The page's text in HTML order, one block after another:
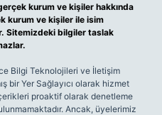
kurum ve kişiler hakkında
kurum ve kişiler ile isim
Sitemizdeki bilgiler taslak
Bilgi Teknolojileri ve İletişim
bir Yer Sağlayıcı olarak hizmet
proaktif olarak denetleme
Ancak, üyelerimiz